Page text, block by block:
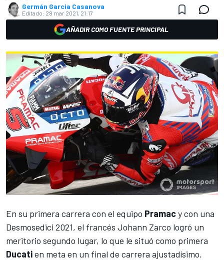
Germán Garcia Casanova
Editado: 28 mar 2021, 21:17
AÑADIR COMO FUENTE PRINCIPAL
En su primera carrera con el equipo Pramacy con una
Desmosedici 2021, el francés Johann Zarco logró un
meritorio segundo lugar, lo que le situó como primera
Ducatien meta en un final de carrera ajustadísimo.